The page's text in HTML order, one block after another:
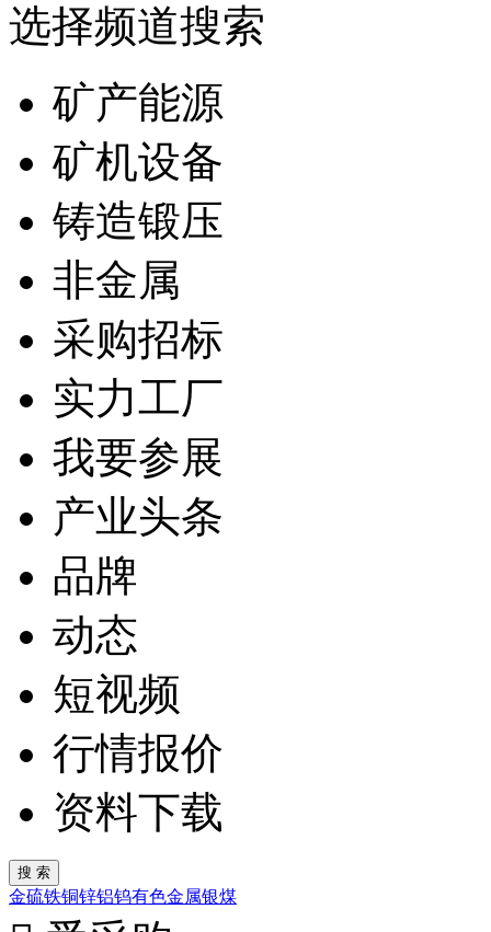
选择频道搜索
矿产能源
矿机设备
铸造锻压
非金属
采购招标
实力工厂
我要参展
产业头条
品牌
动态
短视频
行情报价
资料下载
金硫铁铜锌铝钨有色金属银煤